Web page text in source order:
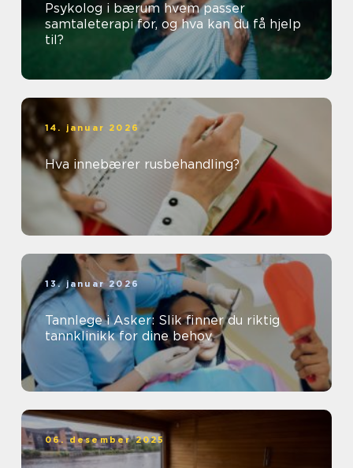
Psykolog i bærum hvem passer
samtaleterapi for, og hva kan du få hjelp
til?
14. januar 2026
Hva innebærer rusbehandling?
13. januar 2026
Tannlege i Asker: Slik finner du riktig
tannklinikk for dine behov
06. desember 2025